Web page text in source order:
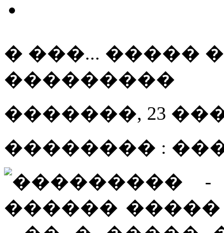
� ���... �����
���������
�������, 23 ���
�������� :